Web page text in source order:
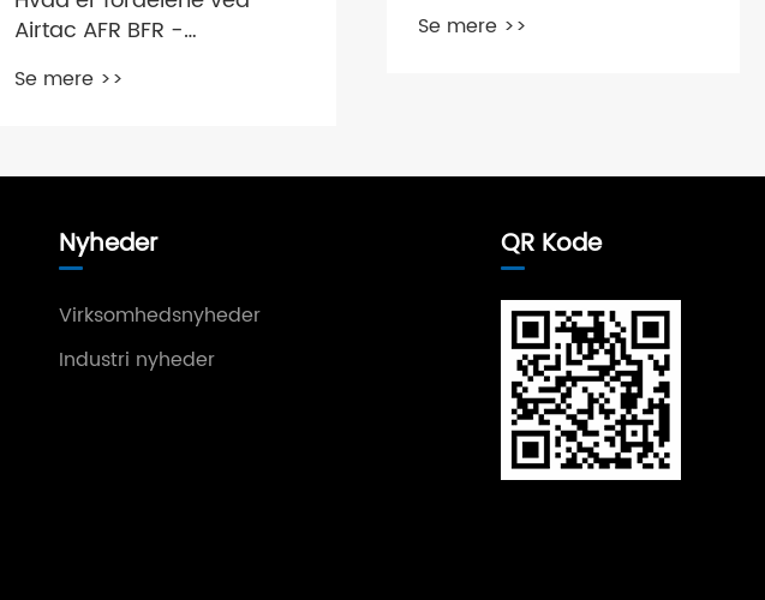
Airtac AFR BFR -
Se mere >>
Se mere >>
Nyheder
Virksomhedsnyheder
Industri nyheder
QR Kode